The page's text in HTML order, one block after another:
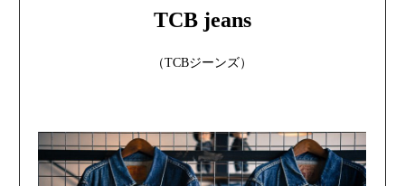
TCB jeans
（TCBジーンズ）